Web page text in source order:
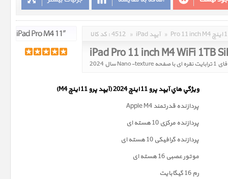
کد کالا : 4512 » iPad آیپد »
ويژگي هاي آيپد پرو 11 اینچ 2024 (آیپد پرو 11 اینچ M4)
پردازنده قدرتمند Apple M4
پردازنده مرکزی 10 هسته ای
پردازنده گرافیکی 10 هسته ای
موتور عصبی 16 هسته ای
رم 16 گیگابایت